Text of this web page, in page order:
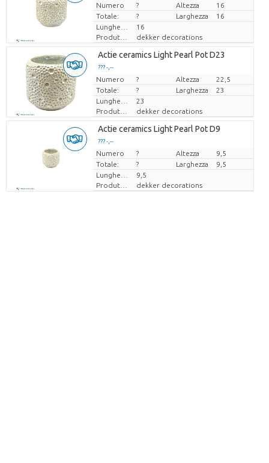
Prezzo x uno
Numero ? Altezza
16
Totale:
? Larghezza
16
16
Produttore
dekker decorations
Actie ceramics Light Pearl Pot D23
??? -,--
Prezzo x uno
Numero ? Altezza
22,5
Totale:
? Larghezza
23
23
Produttore
dekker decorations
Actie ceramics Light Pearl Pot D9
??? -,--
Prezzo x uno
Numero ? Altezza
9,5
Totale:
? Larghezza
9,5
9,5
Produttore
dekker decorations